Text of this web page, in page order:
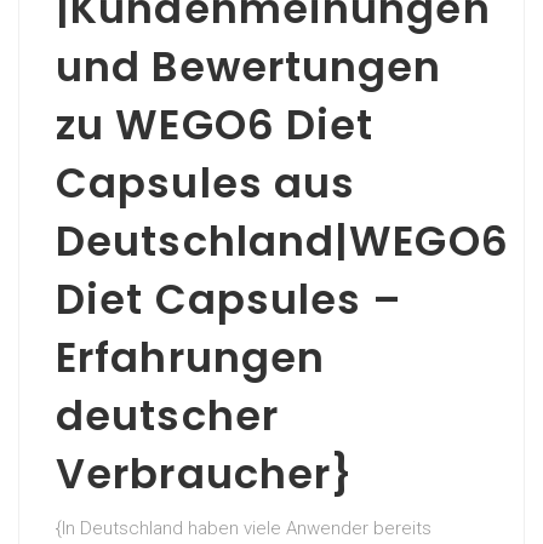
und Bewertungen
zu WEGO6 Diet
Capsules aus
Deutschland|WEGO6
Diet Capsules –
Erfahrungen
deutscher
Verbraucher}
{In Deutschland haben viele Anwender bereits